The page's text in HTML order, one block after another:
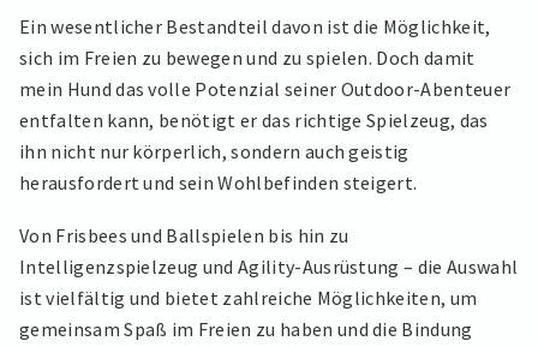
Ein wesentlicher Bestandteil davon ist die Möglichkeit,
sich im Freien zu bewegen und zu spielen. Doch damit
mein Hund das volle Potenzial seiner Outdoor-Abenteuer
entfalten kann, benötigt er das richtige Spielzeug, das
ihn nicht nur körperlich, sondern auch geistig
herausfordert und sein Wohlbefinden steigert.
Von Frisbees und Ballspielen bis hin zu
Intelligenzspielzeug und Agility-Ausrüstung – die Auswahl
ist vielfältig und bietet zahlreiche Möglichkeiten, um
gemeinsam Spaß im Freien zu haben und die Bindung